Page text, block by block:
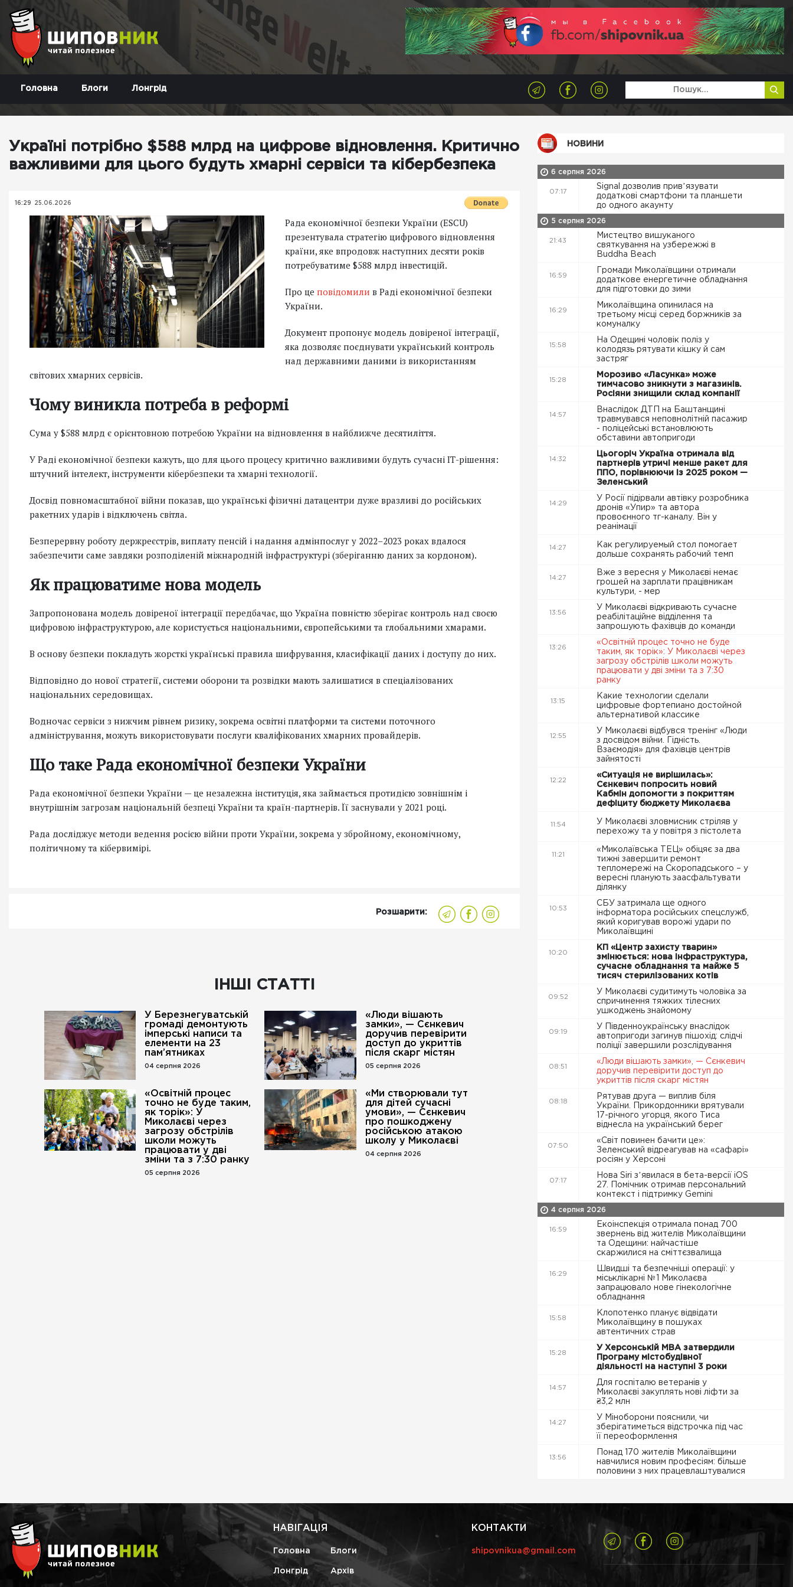
Головна Блоги Лонгрід
Україні потрібно $588 млрд на цифрове відновлення. Критично
важливими для цього будуть хмарні сервіси та кібербезпека
16:29 25.06.2026
Рада економічної безпеки України (ESCU)
презентувала стратегію цифрового відновлення
країни, яке впродовж наступних десяти років
потребуватиме $588 млрд інвестицій.
Про це повідомили в Раді економічної безпеки
України.
Документ пропонує модель довіреної інтеграції,
яка дозволяє поєднувати український контроль
над державними даними із використанням
світових хмарних сервісів.
Чому виникла потреба в реформі
Сума у $588 млрд є орієнтовною потребою України на відновлення в найближче десятиліття.
У Раді економічної безпеки кажуть, що для цього процесу критично важливими будуть сучасні ІТ-рішення:
штучний інтелект, інструменти кібербезпеки та хмарні технології.
Досвід повномасштабної війни показав, що українські фізичні датацентри дуже вразливі до російських
ракетних ударів і відключень світла.
Безперервну роботу держреєстрів, виплату пенсій і надання адмінпослуг у 2022–2023 роках вдалося
забезпечити саме завдяки розподіленій міжнародній інфраструктурі (зберіганню даних за кордоном).
Як працюватиме нова модель
Запропонована модель довіреної інтеграції передбачає, що Україна повністю зберігає контроль над своєю
цифровою інфраструктурою, але користується національними, європейськими та глобальними хмарами.
В основу безпеки покладуть жорсткі українські правила шифрування, класифікації даних і доступу до них.
Відповідно до нової стратегії, системи оборони та розвідки мають залишатися в спеціалізованих
національних середовищах.
Водночас сервіси з нижчим рівнем ризику, зокрема освітні платформи та системи поточного
адміністрування, можуть використовувати послуги кваліфікованих хмарних провайдерів.
Що таке Рада економічної безпеки України
Рада економічної безпеки України — це незалежна інституція, яка займається протидією зовнішнім і
внутрішнім загрозам національній безпеці України та країн-партнерів. Її заснували у 2021 році.
Рада досліджує методи ведення росією війни проти України, зокрема у збройному, економічному,
політичному та кібервимірі.
Розшарити:
ІНШІ СТАТТІ
У Березнегуватській
громаді демонтують
імперські написи та
елементи на 23
пам’ятниках
04 серпня 2026
«Люди вішають
замки», — Сєнкевич
доручив перевірити
доступ до укриттів
після скарг містян
05 серпня 2026
«Освітній процес
точно не буде таким,
як торік»: У
Миколаєві через
загрозу обстрілів
школи можуть
працювати у дві
зміни та з 7:30 ранку
05 серпня 2026
«Ми створювали тут
для дітей сучасні
умови», — Сєнкевич
про пошкоджену
російською атакою
школу у Миколаєві
04 серпня 2026
НОВИНИ
6 серпня 2026
07:17
Signal дозволив привʼязувати
додаткові смартфони та планшети
до одного акаунту
5 серпня 2026
21:43
Мистецтво вишуканого
святкування на узбережжі в
Buddha Beach
16:59
Громади Миколаївщини отримали
додаткове енергетичне обладнання
для підготовки до зими
16:29
Миколаївщина опинилася на
третьому місці серед боржників за
комуналку
15:58
На Одещині чоловік поліз у
колодязь рятувати кішку й сам
застряг
15:28
Морозиво «Ласунка» може
тимчасово зникнути з магазинів.
Росіяни знищили склад компанії
14:57
Внаслідок ДТП на Баштанщині
травмувався неповнолітній пасажир
- поліцейські встановлюють
обставини автопригоди
14:32
Цьогоріч Україна отримала від
партнерів утричі менше ракет для
ППО, порівнюючи із 2025 роком —
Зеленський
14:29
У Росії підірвали автівку розробника
дронів «Упир» та автора
провоєнного тг-каналу. Він у
реанімації
14:27
Как регулируемый стол помогает
дольше сохранять рабочий темп
14:27
Вже з вересня у Миколаєві немає
грошей на зарплати працівникам
культури, - мер
13:56
У Миколаєві відкривають сучасне
реабілітаційне відділення та
запрошують фахівців до команди
13:26
«Освітній процес точно не буде
таким, як торік»: У Миколаєві через
загрозу обстрілів школи можуть
працювати у дві зміни та з 7:30
ранку
13:15
Какие технологии сделали
цифровые фортепиано достойной
альтернативой классике
12:55
У Миколаєві відбувся тренінг «Люди
з досвідом війни. Гідність.
Взаємодія» для фахівців центрів
зайнятості
12:22
«Ситуація не вирішилась»:
Сєнкевич попросить новий
Кабмін допомогти з покриттям
дефіциту бюджету Миколаєва
11:54
У Миколаєві зловмисник стріляв у
перехожу та у повітря з пістолета
11:21
«Миколаївська ТЕЦ» обіцяє за два
тижні завершити ремонт
тепломережі на Скоропадського – у
вересні планують заасфальтувати
ділянку
10:53
СБУ затримала ще одного
інформатора російських спецслужб,
який коригував ворожі удари по
Миколаївщині
10:20
КП «Центр захисту тварин»
змінюється: нова інфраструктура,
сучасне обладнання та майже 5
тисяч стерилізованих котів
09:52
У Миколаєві судитимуть чоловіка за
спричинення тяжких тілесних
ушкоджень знайомому
09:19
У Південноукраїнську внаслідок
автопригоди загинув пішохід: слідчі
поліції завершили розслідування
08:51
«Люди вішають замки», — Сєнкевич
доручив перевірити доступ до
укриттів після скарг містян
08:18
Рятував друга — виплив біля
України. Прикордонники врятували
17-річного угорця, якого Тиса
віднесла на український берег
07:50
«Світ повинен бачити це»:
Зеленський відреагував на «сафарі»
росіян у Херсоні
07:17
Нова Siri зʼявилася в бета-версії iOS
27. Помічник отримав персональний
контекст і підтримку Gemini
4 серпня 2026
16:59
Екоінспекція отримала понад 700
звернень від жителів Миколаївщини
та Одещини: найчастіше
скаржилися на сміттєзвалища
16:29
Швидші та безпечніші операції: у
міськлікарні №1 Миколаєва
запрацювало нове гінекологічне
обладнання
15:58
Клопотенко планує відвідати
Миколаївщину в пошуках
автентичних страв
15:28
У Херсонській МВА затвердили
Програму містобудівної
діяльності на наступні 3 роки
14:57
Для госпіталю ветеранів у
Миколаєві закуплять нові ліфти за
₴3,2 млн
14:27
У Міноборони пояснили, чи
зберігатиметься відстрочка під час
її переоформлення
13:56
Понад 170 жителів Миколаївщини
навчилися новим професіям: більше
половини з них працевлаштувалися
НАВІГАЦІЯ
Головна Блоги
Лонгрід Архів
КОНТАКТИ
shipovnikua@gmail.com